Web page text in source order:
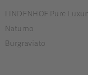
LINDENHOF Pure
Naturno
Burgraviato